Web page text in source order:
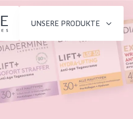
UNSERE PRODUKTE
PRODUKTTYP
Tagescreme